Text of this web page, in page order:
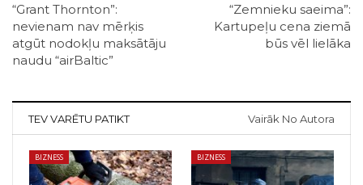
“Grant Thornton”:
nevienam nav mērķis
atgūt nodokļu maksātāju
naudu “airBaltic”
“Zemnieku saeima”:
Kartupeļu cena ziemā
būs vēl lielāka
TEV VARĒTU PATIKT Vairāk No Autora
BIZNESS BIZNESS